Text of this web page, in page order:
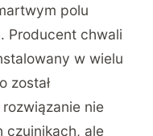
polu
Producent chwali
w wielu
został
nie
czujnikach, ale